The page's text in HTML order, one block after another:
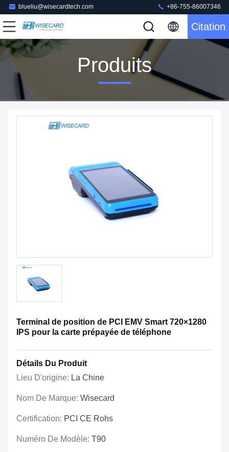
blueliu@wisecardtech.com +86-755-86007346
Citation
Produits
Terminal de position de PCI EMV Smart 720×1280
IPS pour la carte prépayée de téléphone
Détails Du Produit
Lieu D'origine: La Chine
Nom De Marque: Wisecard
Certification: PCI CE Rohs
Numéro De Modèle: T90